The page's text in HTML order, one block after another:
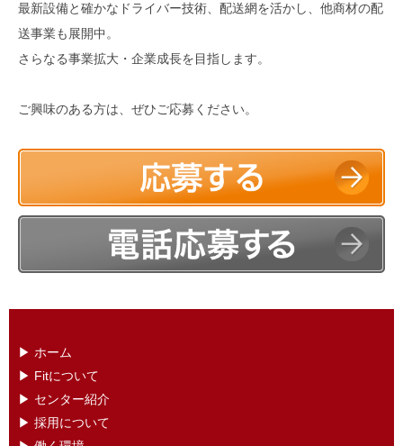
最新設備と確かなドライバー技術、配送網を活かし、他商材の配
送事業も展開中。
さらなる事業拡大・企業成長を目指します。
ご興味のある方は、ぜひご応募ください。
▶︎ ホーム
▶ ︎Fitについて
▶ センター紹介
▶ 採用について